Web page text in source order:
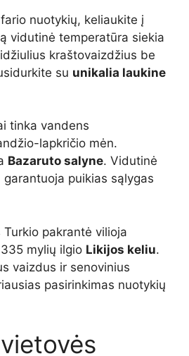
nuotykių, keliaukite į
vidutinė temperatūra siekia
kraštovaizdžius be
su unikalia laukine
tinka vandens
lapkričio mėn.
Bazaruto salyne. Vidutinė
puikias sąlygas
Turkio pakrantė vilioja
mylių ilgio Likijos keliu.
vaizdus ir senovinius
pasirinkimas nuotykių